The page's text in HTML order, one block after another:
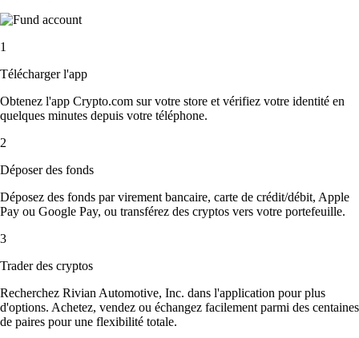
1
Télécharger l'app
Obtenez l'app Crypto.com sur votre store et vérifiez votre identité en
quelques minutes depuis votre téléphone.
2
Déposer des fonds
Déposez des fonds par virement bancaire, carte de crédit/débit, Apple
Pay ou Google Pay, ou transférez des cryptos vers votre portefeuille.
3
Trader des cryptos
Recherchez Rivian Automotive, Inc. dans l'application pour plus
d'options. Achetez, vendez ou échangez facilement parmi des centaines
de paires pour une flexibilité totale.